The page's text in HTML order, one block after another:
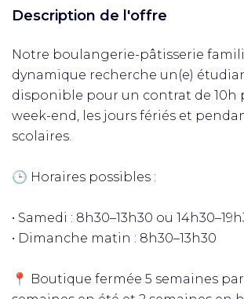
Description de l'offre
Notre boulangerie-pâtisserie
dynamique recherche un(e)
disponible pour un contrat de 10h
week-end, les jours fériés et
scolaires.
🕒 Horaires possibles :
• Samedi : 8h30–13h30 ou
• Dimanche matin : 8h30–13h30
📍 Boutique fermée 5 semaines par